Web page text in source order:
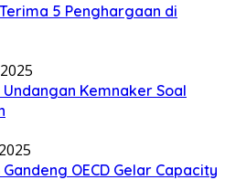
5 Penghargaan di
Undangan Kemnaker Soal
OECD Gelar Capacity